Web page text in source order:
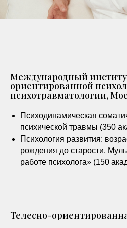
Международный
ориентированной
психотравматологии,
Психодинамическая
психической травмы (350
Психология развития:
рождения до старости.
работе психолога» (150
Телесно-